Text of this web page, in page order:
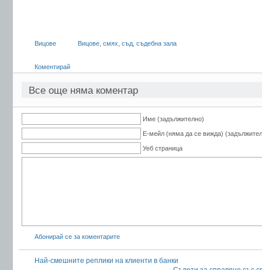
Вицове Вицове смях съд съдебна зала
Коментирай
Все още няма коментар
Име (задължително)
Е-мейл (няма да се вижда)
Уеб страница
Абонирай се за коментарите
Най-смешните реплики на клиенти в банки